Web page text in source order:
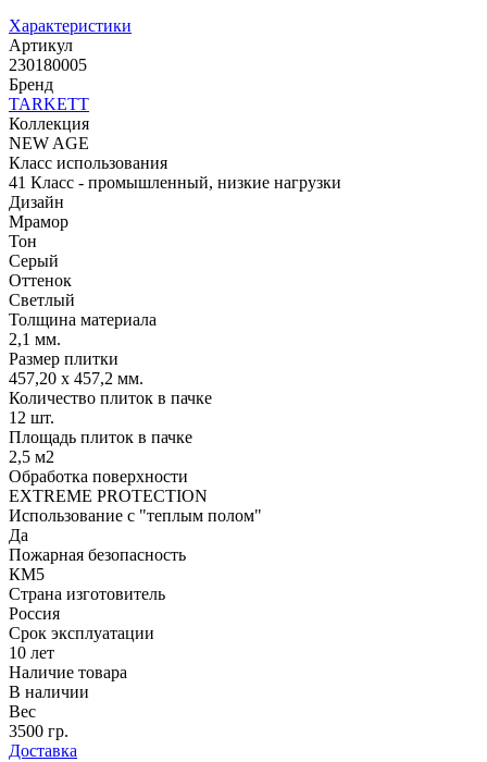
Характеристики
Артикул
230180005
Бренд
TARKETT
Коллекция
NEW AGE
Класс использования
41 Класс - промышленный, низкие нагрузки
Дизайн
Мрамор
Тон
Серый
Оттенок
Светлый
Толщина материала
2,1 мм.
Размер плитки
457,20 х 457,2 мм.
Количество плиток в пачке
12 шт.
Площадь плиток в пачке
2,5 м2
Обработка поверхности
EXTREME PROTECTION
Использование с "теплым полом"
Да
Пожарная безопасность
КМ5
Страна изготовитель
Россия
Срок эксплуатации
10 лет
Наличие товара
В наличии
Вес
3500 гр.
Доставка